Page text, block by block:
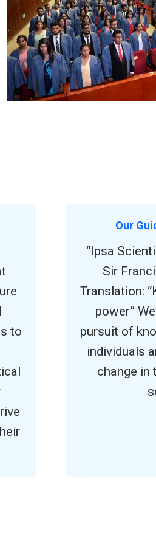
to
Our
“Ipsa
Sir
Translation:
power”
pursuit of
individuals
change in